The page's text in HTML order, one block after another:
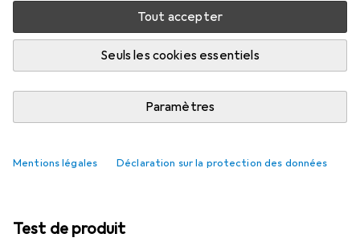
Tout accepter
Seuls les cookies essentiels
Paramètres
Mentions légales Déclaration sur la protection des données
Une pour la plongée et une pour le
quotidien : deux nouvelles
smartwatches de Samsung
Jan Johannsen14 likes
14 6 commentaires
Test de produit